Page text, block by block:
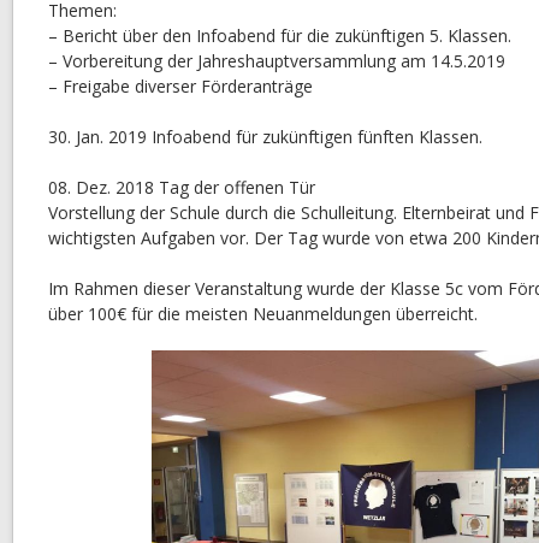
Themen:
– Bericht über den Infoabend für die zukünftigen 5. Klassen.
– Vorbereitung der Jahreshauptversammlung am 14.5.2019
– Freigabe diverser Förderanträge
30. Jan. 2019 Infoabend für zukünftigen fünften Klassen.
08. Dez. 2018 Tag der offenen Tür
Vorstellung der Schule durch die Schulleitung. Elternbeirat und
wichtigsten Aufgaben vor. Der Tag wurde von etwa 200
Im Rahmen dieser Veranstaltung wurde der Klasse 5c vom
über 100€ für die meisten Neuanmeldungen überreicht.